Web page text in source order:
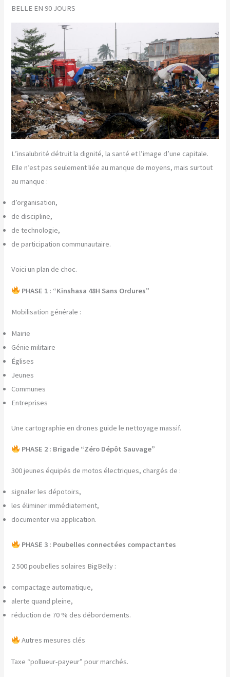
BELLE EN 90 JOURS
L’insalubrité détruit la dignité, la santé et l’image d’une capitale.
Elle n’est pas seulement liée au manque de moyens, mais surtout
au manque :
d’organisation,
de discipline,
de technologie,
de participation communautaire.
Voici un plan de choc.
PHASE 1 : “Kinshasa 48H Sans Ordures”
Mobilisation générale :
Mairie
Génie militaire
Églises
Jeunes
Communes
Entreprises
Une cartographie en drones guide le nettoyage massif.
PHASE 2 : Brigade “Zéro Dépôt Sauvage”
300 jeunes équipés de motos électriques, chargés de :
signaler les dépotoirs,
les éliminer immédiatement,
documenter via application.
PHASE 3 : Poubelles connectées compactantes
2 500 poubelles solaires BigBelly :
compactage automatique,
alerte quand pleine,
réduction de 70 % des débordements.
Autres mesures clés
Taxe “pollueur-payeur” pour marchés.